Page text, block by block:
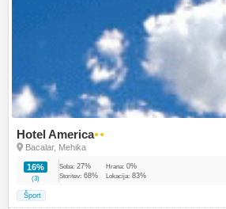
Hotel America●●
Bacalar, Mehika
16%
(3)
Soba: 27% Hrana: 0%
Storitev: 68% Lokacija: 83%
Šport